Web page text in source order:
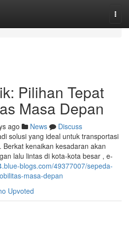
Pilihan Tepat
Masa Depan
ago News
Discuss
solusi yang ideal untuk transportasi
kenaikan kesadaran akan
lalu lintas di kota-kota besar , e-
blogs.com/49377007/sepeda-
masa-depan
Upvoted